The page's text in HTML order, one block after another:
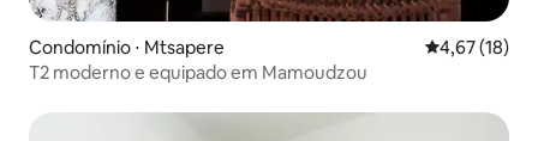
Condomínio ⋅ Mtsapere 4,67 de uma
4,67 (18)
T2 moderno e equipado em Mamoudzou